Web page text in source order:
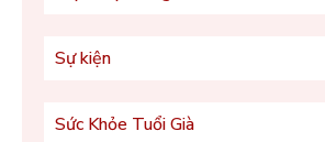
Sự kiện
Sức Khỏe Tuổi Già